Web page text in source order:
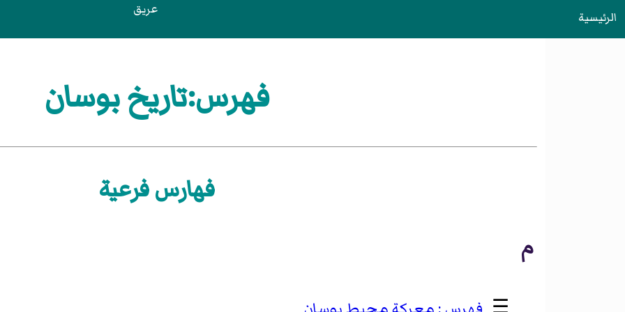
الرئيسية عريق
فهرس:تاريخ بوسان
فهارس فرعية
م